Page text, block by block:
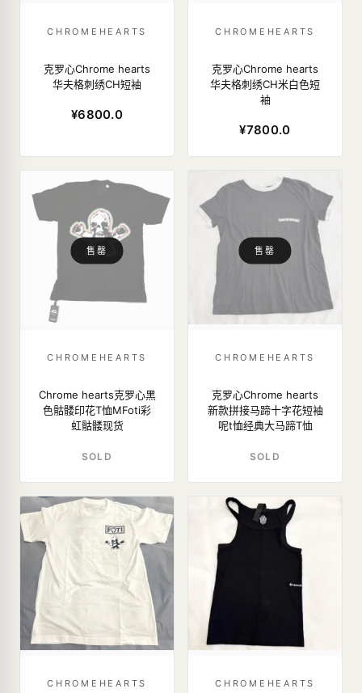
CHROMEHEARTS
克罗心Chrome hearts
华夫格刺绣CH短袖
¥6800.0
CHROMEHEARTS
克罗心Chrome hearts
华夫格刺绣CH米白色短
袖
¥7800.0
售罄
CHROMEHEARTS
Chrome hearts克罗心黑
色骷髅印花T恤MFoti彩
虹骷髅现货
SOLD
售罄
CHROMEHEARTS
克罗心Chrome hearts
新款拼接马蹄十字花短袖
呢t恤经典大马蹄T恤
SOLD
CHROMEHEARTS CHROMEHEARTS